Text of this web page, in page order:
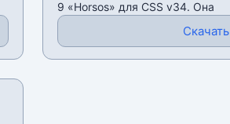
9 «Horsos» для CSS v34. Она
Скачать